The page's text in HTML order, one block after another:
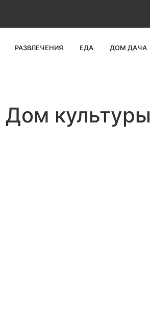
РАЗВЛЕЧЕНИЯ ЕДА ДОМ ДАЧА
культуры